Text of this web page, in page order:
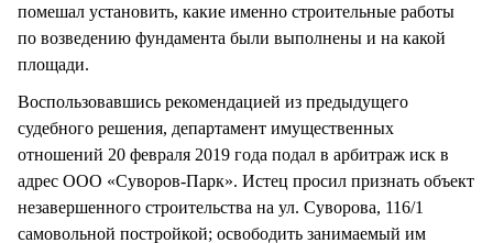
помешал установить, какие именно строительные работы
по возведению фундамента были выполнены и на какой
площади.
Воспользовавшись рекомендацией из предыдущего
судебного решения, департамент имущественных
отношений 20 февраля 2019 года подал в арбитраж иск в
адрес ООО «Суворов-Парк». Истец просил признать объект
незавершенного строительства на ул. Суворова, 116/1
самовольной постройкой; освободить занимаемый им